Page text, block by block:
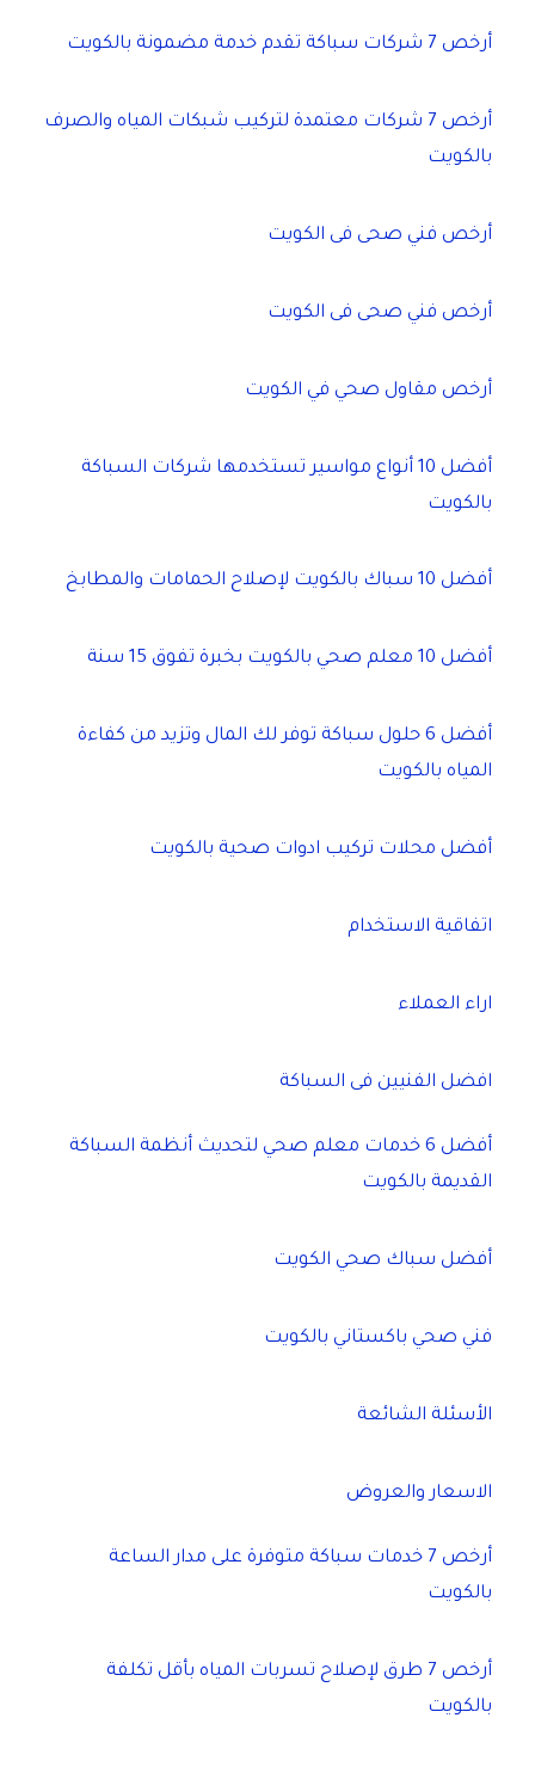
أرخص 7 شركات سباكة تقدم خدمة مضمونة بالكويت
أرخص 7 شركات معتمدة لتركيب شبكات المياه والصرف
بالكويت
أرخص فني صحى فى الكويت
أرخص فني صحى فى الكويت
أرخص مقاول صحي في الكويت
أفضل 10 أنواع مواسير تستخدمها شركات السباكة
بالكويت
أفضل 10 سباك بالكويت لإصلاح الحمامات والمطابخ
أفضل 10 معلم صحي بالكويت بخبرة تفوق 15 سنة
أفضل 6 حلول سباكة توفر لك المال وتزيد من كفاءة
المياه بالكويت
أفضل محلات تركيب ادوات صحية بالكويت
اتفاقية الاستخدام
اراء العملاء
افضل الفنيين فى السباكة
أفضل 6 خدمات معلم صحي لتحديث أنظمة السباكة
القديمة بالكويت
أفضل سباك صحي الكويت
فني صحي باكستاني بالكويت
الأسئلة الشائعة
الاسعار والعروض
أرخص 7 خدمات سباكة متوفرة على مدار الساعة
بالكويت
أرخص 7 طرق لإصلاح تسربات المياه بأقل تكلفة
بالكويت